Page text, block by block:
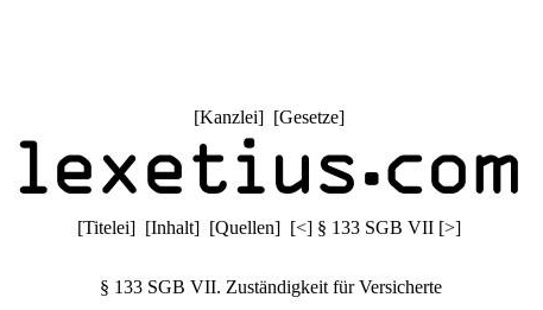
[Kanzlei] [Gesetze]
[Titelei] [Inhalt] [Quellen] [<] § 133 SGB VII [>]
§ 133 SGB VII. Zuständigkeit für Versicherte